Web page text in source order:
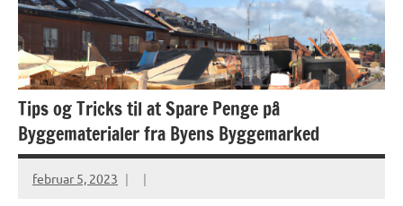
Tips og Tricks til at Spare Penge på
Byggematerialer fra Byens Byggemarked
februar 5, 2023